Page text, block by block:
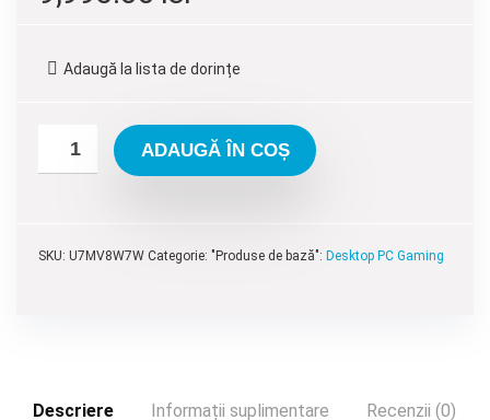
a
fost:
este:
9,995.00 lei.
Adaugă la lista de dorințe
ADAUGĂ ÎN COȘ
SKU: U7MV8W7W Categorie: "Produse de bază": Desktop PC Gaming
Descriere Informații suplimentare Recenzii (0)